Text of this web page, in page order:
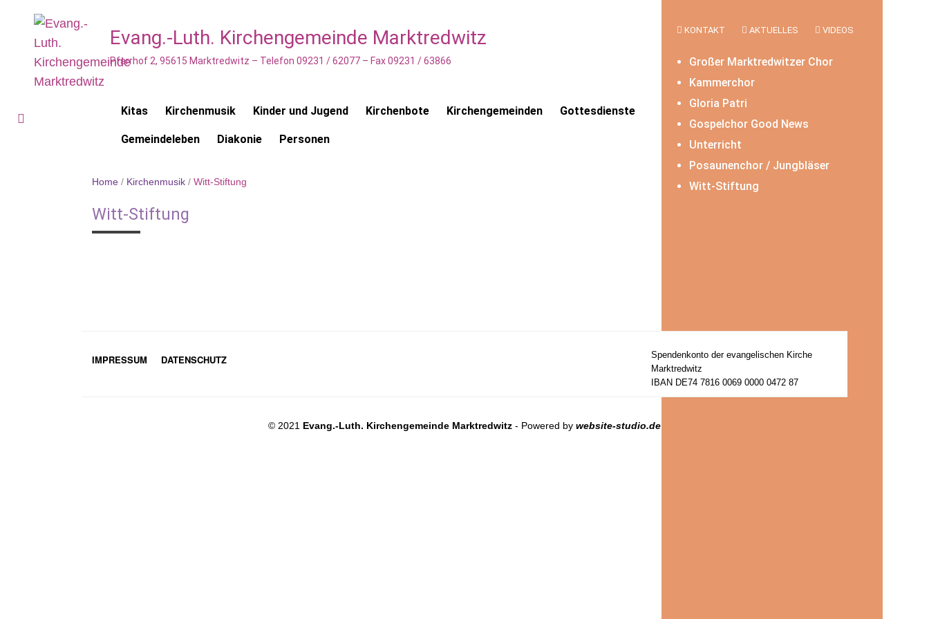
Evang.-Luth. Kirchengemeinde Marktredwitz
Pfarrhof 2, 95615 Marktredwitz – Telefon 09231 / 62077 – Fax 09231 / 63866
KONTAKT AKTUELLES VIDEOS
Großer Marktredwitzer Chor
Kammerchor
Gloria Patri
Gospelchor Good News
Unterricht
Posaunenchor / Jungbläser
Witt-Stiftung
Kitas Kirchenmusik Kinder und Jugend Kirchenbote Kirchengemeinden Gottesdienste
Gemeindeleben Diakonie Personen
Home/ Kirchenmusik/ Witt-Stiftung
Witt-Stiftung
IMPRESSUM DATENSCHUTZ
Spendenkonto der evangelischen Kirche
Marktredwitz
IBAN DE74 7816 0069 0000 0472 87
© 2021 Evang.-Luth. Kirchengemeinde Marktredwitz- Powered by website-studio.de